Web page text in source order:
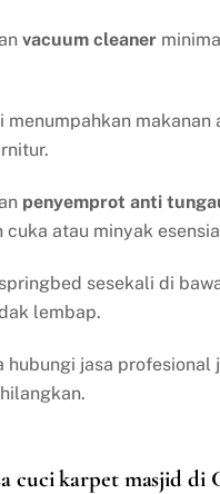
vacuum cleaner
menumpahkan makanan
penyemprot anti
cuka atau minyak
sesekali di
lembap.
hubungi jasa profesional
cuci karpet masjid di